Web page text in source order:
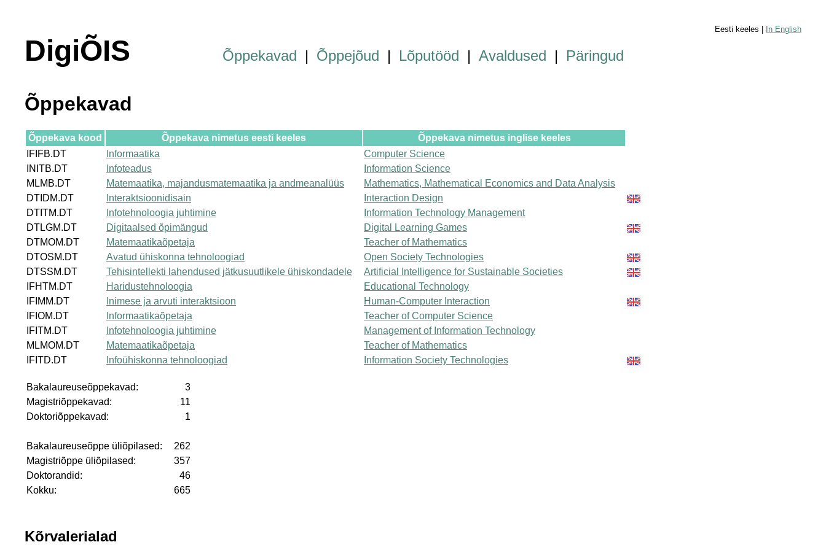
Eesti keeles | In English
DigiÕIS Õppekavad | Õppejõud | Lõputööd | Avaldused | Päringud
Õppekavad
Õppekava kood Õppekava nimetus eesti keeles
Õppekava nimetus inglise keeles
IFIFB.DT
Informaatika
Computer Science
INITB.DT
Infoteadus
Information Science
MLMB.DT
Matemaatika, majandusmatemaatika ja andmeanalüüs
Mathematics, Mathematical Economics and Data Analysis
DTIDM.DT
Interaktsioonidisain
Interaction Design
DTITM.DT
Infotehnoloogia juhtimine
Information Technology Management
DTLGM.DT
Digitaalsed õpimängud
Digital Learning Games
DTMOM.DT
Matemaatikaõpetaja
Teacher of Mathematics
DTOSM.DT
Avatud ühiskonna tehnoloogiad
Open Society Technologies
DTSSM.DT
Tehisintellekti lahendused jätkusuutlikele ühiskondadele
Artificial Intelligence for Sustainable Societies
IFHTM.DT
Haridustehnoloogia
Educational Technology
IFIMM.DT
Inimese ja arvuti interaktsioon
Human-Computer Interaction
IFIOM.DT
Informaatikaõpetaja
Teacher of Computer Science
IFITM.DT
Infotehnoloogia juhtimine
Management of Information Technology
MLMOM.DT
Matemaatikaõpetaja
Teacher of Mathematics
IFITD.DT
Infoühiskonna tehnoloogiad Information Society Technologies
Bakalaureuseõppekavad:
3
Magistriõppekavad:
11
Doktoriõppekavad:
1
Bakalaureuseõppe üliõpilased:
262
Magistriõppe üliõpilased:
357
Doktorandid:
46
Kokku:
665
Kõrvalerialad